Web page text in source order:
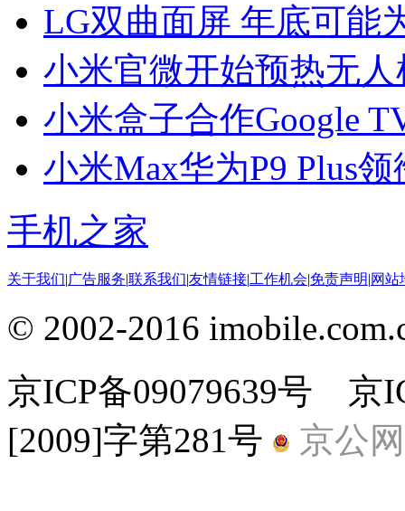
LG双曲面屏 年底可能
小米官微开始预热无
小米盒子合作Google
小米Max华为P9 Plus
手机之家
关于我们|广告服务|联系我们|友情链接|工作机会|免责声明|网站
© 2002-2016
京ICP备09079639号 京
[2009]字第281号
京公